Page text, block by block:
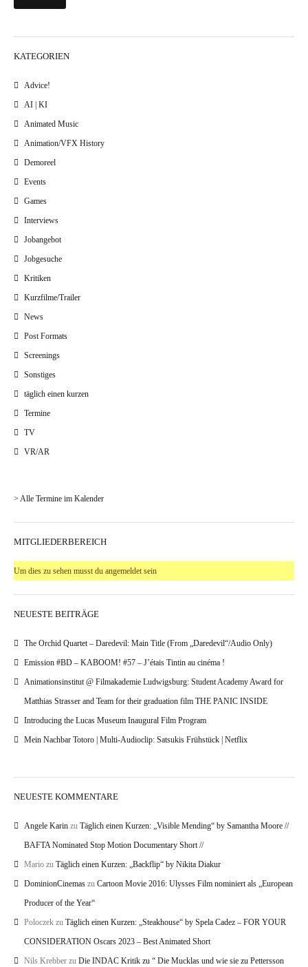
KATEGORIEN
Advice!
AI | KI
Animated Music
Animation/VFX History
Demoreel
Events
Games
Interviews
Jobangebot
Jobgesuche
Kritiken
Kurzfilme/Trailer
News
Post Formats
Screenings
Sonstiges
täglich einen kurzen
Termine
TV
VR/AR
> Alle Termine im Kalender
MITGLIEDERBEREICH
Um dies zu sehen musst du angemeldet sein
NEUESTE BEITRÄGE
The Orchid Quartet – Daredevil: Main Title (From „Daredevil“/Audio Only)
Emission #BD – KABOOM! #57 – J’étais Tintin au cinéma !
Animationsinstitut @ Filmakademie Ludwigsburg: Student Academy Award for
Matthias Strasser and Team for their graduation film THE PANIC INSIDE
Introducing the Lucas Museum Inaugural Film Program
Mein Nachbar Totoro | Multi-Audioclip: Satsukis Frühstück | Netflix
NEUESTE KOMMENTARE
Angele Karin zu Täglich einen Kurzen: „Visible Mending“ by Samantha Moore //
BAFTA Nominated Stop Motion Documentary Short //
Mario zu Täglich einen Kurzen: „Backflip“ by Nikita Diakur
DominionCinemas zu Cartoon Movie 2016: Ulysses Film nominiert als „European
Producer of the Year“
Poloczek zu Täglich einen Kurzen: „Steakhouse“ by Spela Cadez – FOR YOUR
CONSIDERATION Oscars 2023 – Best Animated Short
Nils Krebber zu Die INDAC Kritik zu “ Die Mucklas und wie sie zu Pettersson